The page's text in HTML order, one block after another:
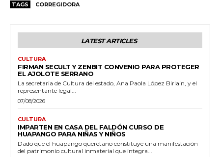
TAGS CORREGIDORA
LATEST ARTICLES
CULTURA
FIRMAN SECULT Y ZENBIT CONVENIO PARA PROTEGER
EL AJOLOTE SERRANO
La secretaria de Cultura del estado, Ana Paola López Birlain, y el
representante legal...
07/08/2026
CULTURA
IMPARTEN EN CASA DEL FALDÓN CURSO DE
HUAPANGO PARA NIÑAS Y NIÑOS
Dado que el huapango queretano constituye una manifestación
del patrimonio cultural inmaterial que integra...